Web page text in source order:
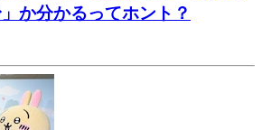
か分かるってホント？